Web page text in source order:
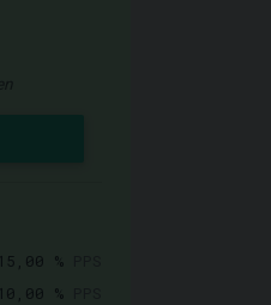
15,00 %
10,00 %